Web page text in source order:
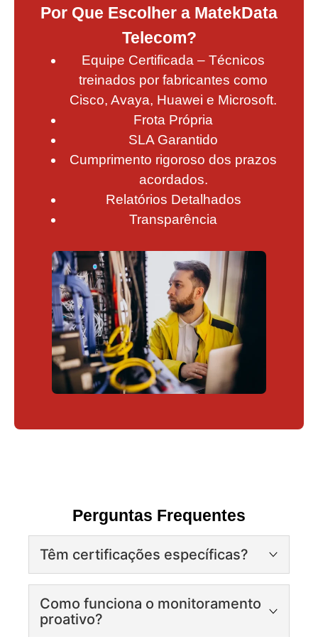
Por Que Escolher a MatekData
Telecom?
Equipe Certificada – Técnicos
treinados por fabricantes como
Cisco, Avaya, Huawei e Microsoft.
Frota Própria
SLA Garantido
Cumprimento rigoroso dos prazos
acordados.
Relatórios Detalhados
Transparência
Perguntas Frequentes
Têm certificações específicas?
Nossos técnicos possuem:
Avaya, Cisco, Huawei (parceiros oficiais)
ISO 9001 para processos
Como funciona o monitoramento
proativo?